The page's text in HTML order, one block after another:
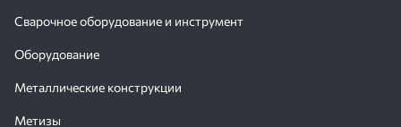
Сварочное оборудование и инструмент
Оборудование
Металлические конструкции
Метизы